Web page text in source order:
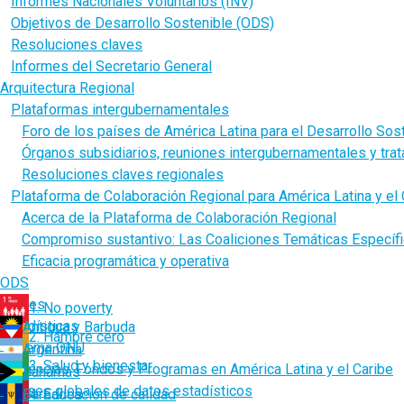
Objetivos de Desarrollo Sostenible (ODS)
Resoluciones claves
Informes del Secretario General
Arquitectura Regional
Plataformas intergubernamentales
Foro de los países de América Latina para el Desarrollo
Órganos subsidiarios, reuniones intergubernamentales y
Resoluciones claves regionales
Plataforma de Colaboración Regional para América Latina y el
Acerca de la Plataforma de Colaboración Regional
Compromiso sustantivo: Las Coaliciones Temáticas
Eficacia programática y operativa
ODS
1. No poverty
2. Hambre cero
3. Salud y bienestar
4. Educación de calidad
Países
Antigua y Barbuda
Argentina
Bahamas
Barbados
Estadísticas
Sistema ONU
Agencias, Fondos y Programas en América Latina y el Caribe
Bases globales de datos estadísticos